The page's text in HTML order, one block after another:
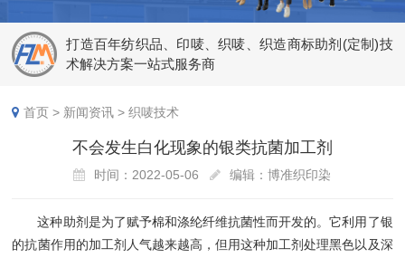
打造百年纺织品、印唛、织唛、织造商标助剂(定制)技
术解决方案一站式服务商
首页 > 新闻资讯 >织唛技术
不会发生白化现象的银类抗菌加工剂
时间：2022-05-06 编辑：博准织印染
这种助剂是为了赋予棉和涤纶纤维抗菌性而开发的。它利用了银
的抗菌作用的加工剂人气越来越高，但用这种加工剂处理黑色以及深